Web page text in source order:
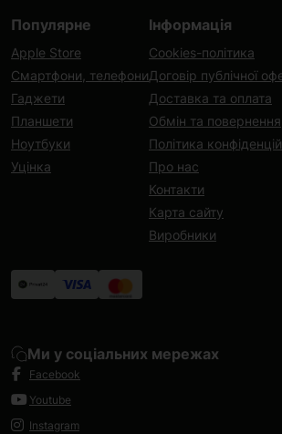
Популярне
Apple Store
Смартфони, телефони
Гаджети
Планшети
Ноутбуки
Уцінка
Інформація
Cookies-політика
Договір публічної
Доставка та оплата
Обмін та повернення
Політика
Про нас
Контакти
Карта сайту
Виробники
Ми у соціальних мережах
Facebook
Youtube
Instagram